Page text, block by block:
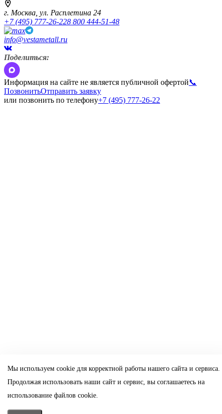
г. Москва, ул. Расплетина 24
+7 (495) 777-26-228 800 444-51-48
info@vestametall.ru
Поделиться:
Информация на сайте не является публичной офертой📞
ПозвонитьОтправить заявку
или позвонить по телефону+7 (495) 777-26-22
Мы используем cookie для корректной работы нашего сайта и сервиса.
Продолжая использовать наши сайт и сервис, вы соглашаетесь на
использование файлов cookie.